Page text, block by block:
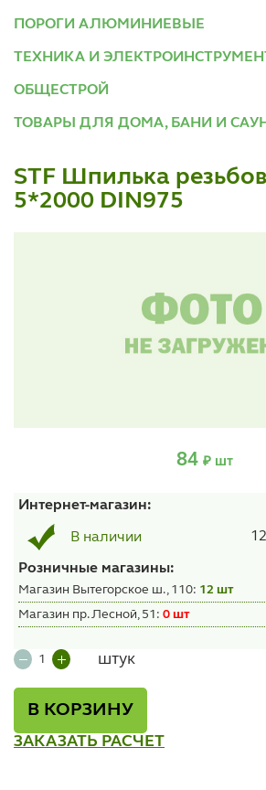
ПОРОГИ АЛЮМИНИЕВЫЕ
ТЕХНИКА И
ОБЩЕСТРОЙ
ТОВАРЫ ДЛЯ ДОМА, БАНИ И САУН
STF Шпилька
5*2000 DIN975
84 ₽ шт
Интернет-магазин:
В наличии
Розничные магазины:
Магазин Вытегорское ш., 110: 12 шт
Магазин пр. Лесной, 51: 0 шт
штук
В КОРЗИНУ
ЗАКАЗАТЬ РАСЧЕТ